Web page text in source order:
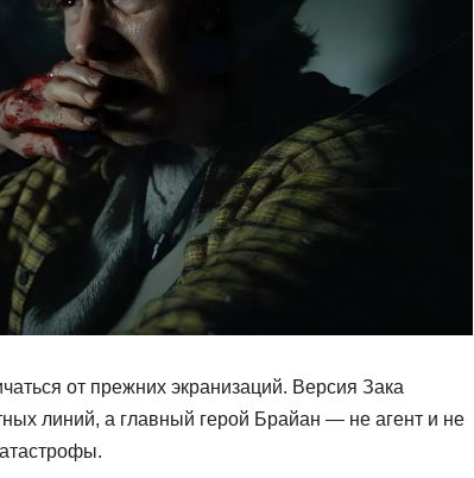
от прежних экранизаций. Версия Зака
линий, а главный герой Брайан — не агент и не